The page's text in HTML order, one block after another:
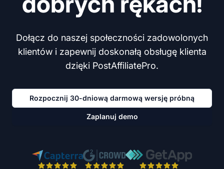
Dołącz do naszej społeczności zadowolonych
klientów i zapewnij doskonałą obsługę klienta
dzięki PostAffiliatePro.
Rozpocznij 30-dniową darmową wersję próbną
Zaplanuj demo